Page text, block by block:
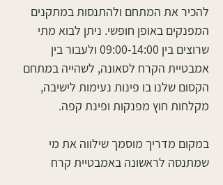
להכיר את המתחם ולהתנסות במתקנים
המפנקים באופן חופשי. ניתן לבוא מתי
שרוצים בין 09:00-14:00 ולעבור בין
אמבטיית הקרח לסאונה, לשהייה במתחם
הקסום שלנו בו פינות נעימות לישיבה,
במקום מדריך מוסמך שילווה את מי
שמתנסה לראשונה באמבטיית קרח